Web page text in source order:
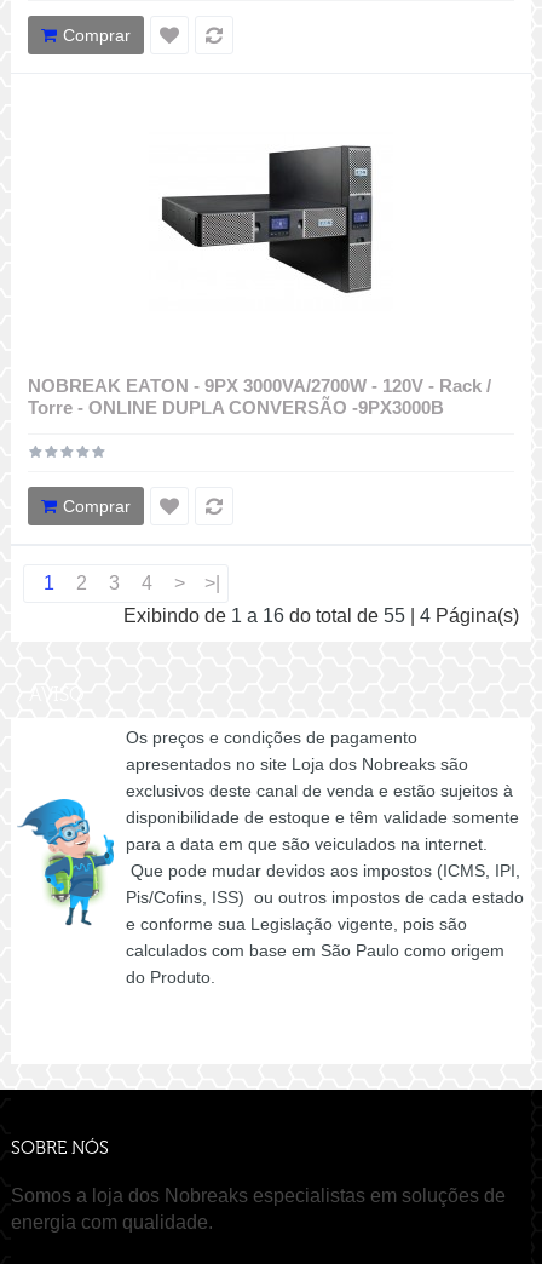
Comprar
NOBREAK EATON - 9PX 3000VA/2700W - 120V - Rack /
Torre - ONLINE DUPLA CONVERSÃO -9PX3000B
Comprar
1 2 3 4 >
>|
Exibindo de 1 a 16 do total de 55 4 Página(s)
Os preços e condições de pagamento
apresentados no site Loja dos Nobreaks são
exclusivos deste canal de venda e estão sujeitos à
disponibilidade de estoque e têm validade somente
para a data em que são veiculados na internet.
Que pode mudar devidos aos impostos (ICMS, IPI,
Pis/Cofins, ISS) ou outros impostos de cada estado
e conforme sua Legislação vigente, pois são
calculados com base em São Paulo como origem
do Produto.
SOBRE NÓS
Somos a loja dos Nobreaks especialistas em soluções de
energia com qualidade.